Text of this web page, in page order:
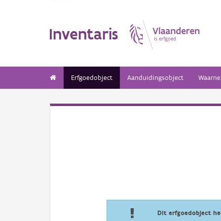
Inventaris
Erfgoedobject Aanduidingsobject
Dit erfgoedobject